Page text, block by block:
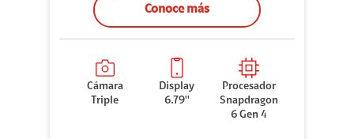
Conoce más
Cámara
Triple
Display
6.79''
Procesador
Snapdragon
6 Gen 4